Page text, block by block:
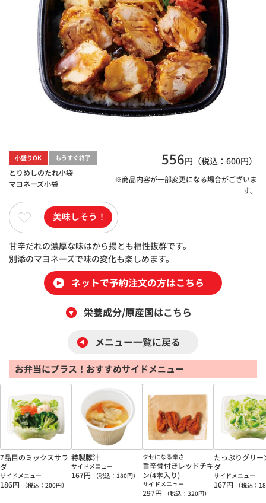
小盛りOK もうすぐ終了
とりめしのたれ小袋
マヨネーズ小袋
556円（税込： 600円）
※商品内容が一部変更になる場合がございま
す。
美味しそう！
甘辛だれの濃厚な味はから揚とも相性抜群です。
別添のマヨネーズで味の変化も楽しめます。
ネットで予約注文の方はこちら
栄養成分/原産国はこちら
メニュー一覧に戻る
お弁当にプラス！おすすめサイドメニュー
7品目のミックスサラ
ダ
サイドメニュー
186円 （税込： 200円）
特製豚汁
サイドメニュー
167円 （税込： 180円）
クセになる辛さ
旨辛骨付きレッドチキ
ン(4本入り)
サイドメニュー
297円 （税込： 320円）
たっぷりグリー
ダ
サイドメニュー
167円 （税込：